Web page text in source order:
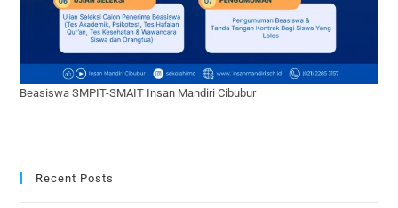
Beasiswa SMPIT-SMAIT Insan Mandiri Cibubur
Recent Posts